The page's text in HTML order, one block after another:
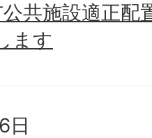
共施設適正配
ます
日